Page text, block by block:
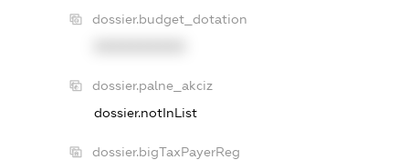
dossier.budget_dotation
dossier.palne_akciz
dossier.notInList
dossier.bigTaxPayerReg